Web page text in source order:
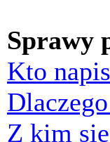
Sprawy
Kto
Z kim